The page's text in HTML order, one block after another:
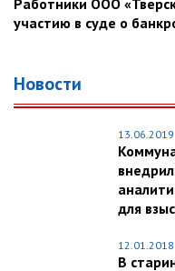
Работники ООО
участию в суде о
Новости
13.06.2019
для
12.01.2018
В